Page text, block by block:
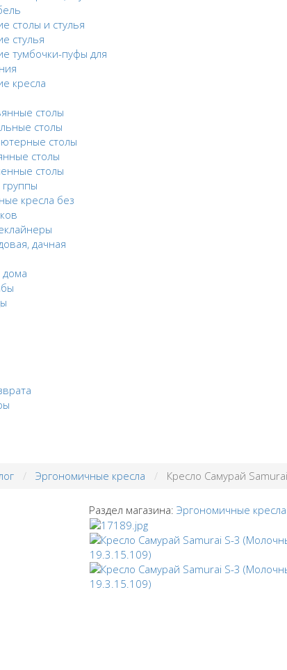
столы и стулья
стулья
тумбочки-пуфы для
кресла
столы
столы
столы
столы
столы
кресла без
дачная
Эргономичные кресла Кресло Самурай
Раздел магазина:Эргономичные кресла